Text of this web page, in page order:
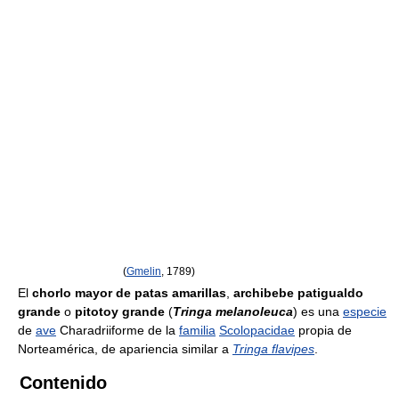
(Gmelin , 1789)
El chorlo mayor de patas amarillas archibebe patigualdo
grande o pitotoy grande (Tringa melanoleuca) es una especie
de ave Charadriiforme de la familia Scolopacidae propia de
Norteamérica, de apariencia similar a Tringa flavipes
Contenido